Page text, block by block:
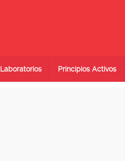
Laboratorios Principios Activos